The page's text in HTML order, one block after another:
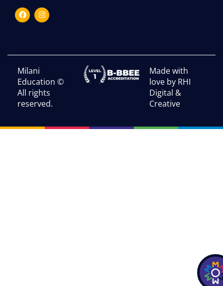
Made with
love by RHI
Digital &
Creative
Milani
Education ©
All rights
reserved.